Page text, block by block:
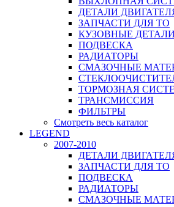
ДЕТАЛИ
ЗАПЧАСТИ ДЛЯ ТО
КУЗОВНЫЕ ДЕТАЛИ
ПОДВЕСКА
РАДИАТОРЫ
СМАЗОЧНЫЕ
ТОРМОЗНАЯ
ТРАНСМИССИЯ
ФИЛЬТРЫ
Смотреть весь каталог
LEGEND
2007-2010
ДЕТАЛИ
ЗАПЧАСТИ ДЛЯ ТО
ПОДВЕСКА
РАДИАТОРЫ
СМАЗОЧНЫЕ